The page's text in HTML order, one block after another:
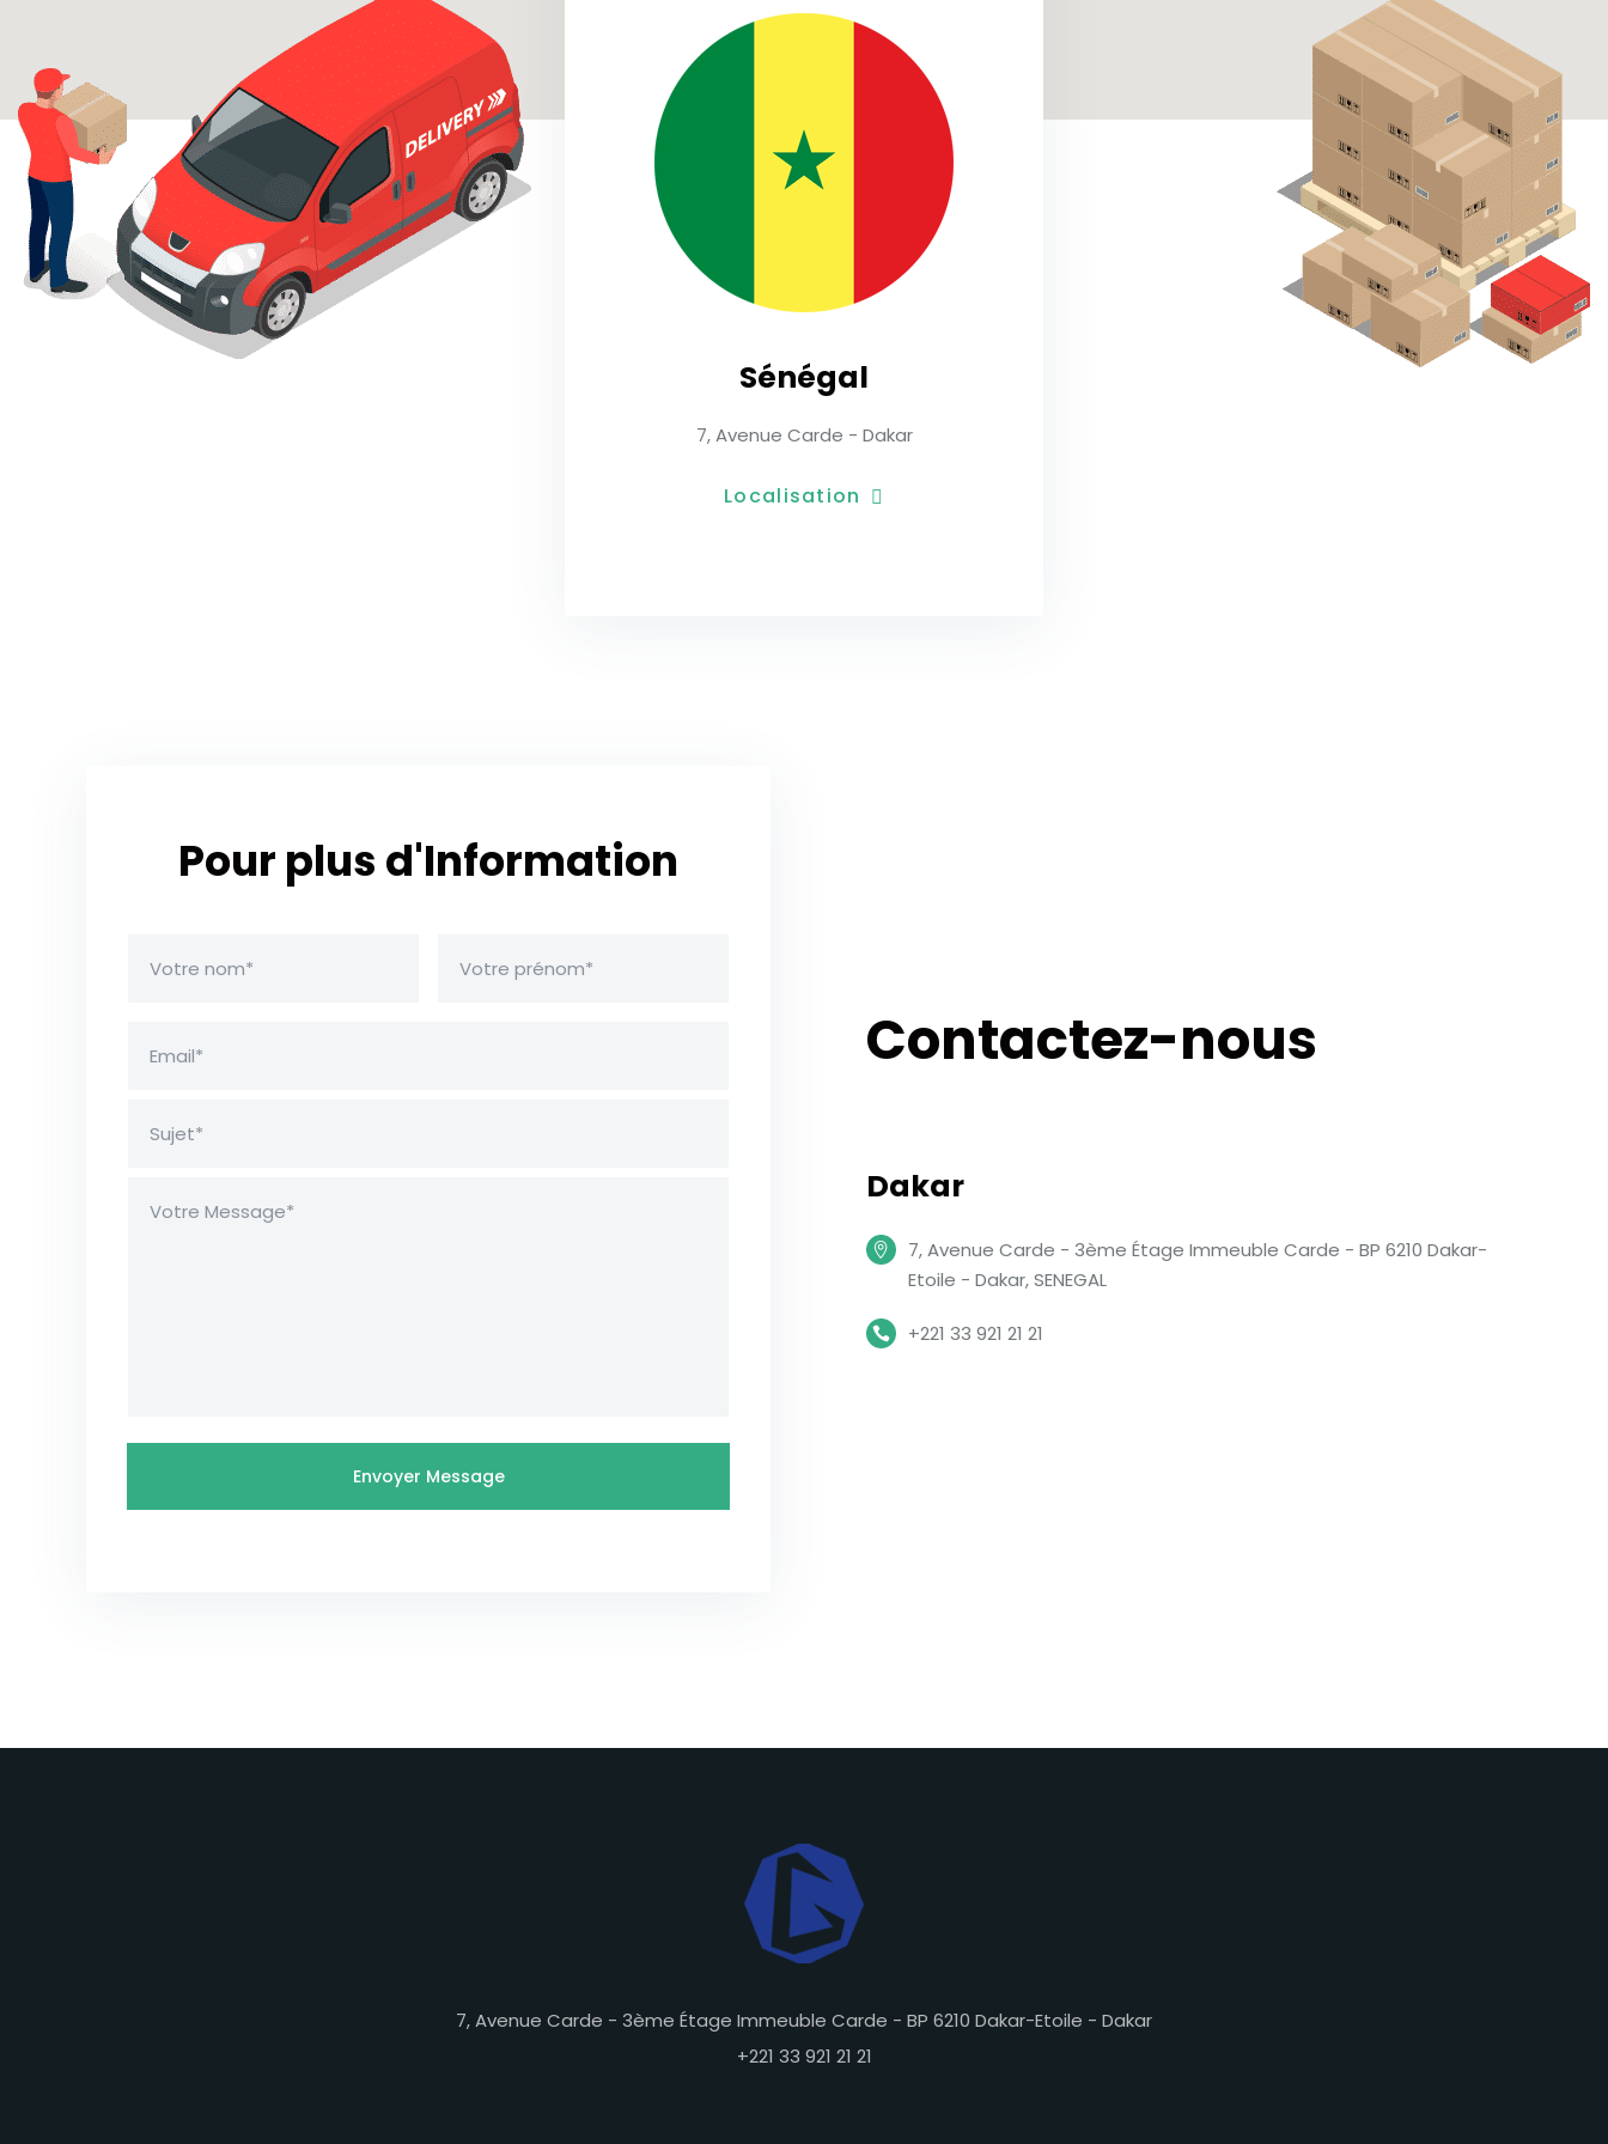
Sénégal
7, Avenue Carde - Dakar
Localisation
Pour plus d'Information
Contactez-nous
Dakar
7, Avenue Carde - 3ème Étage Immeuble Carde - BP 6210 Dakar-
Etoile - Dakar, SENEGAL
+221 33 921 21 21
7, Avenue Carde - 3ème Étage Immeuble Carde - BP 6210 Dakar-Etoile - Dakar
+221 33 921 21 21